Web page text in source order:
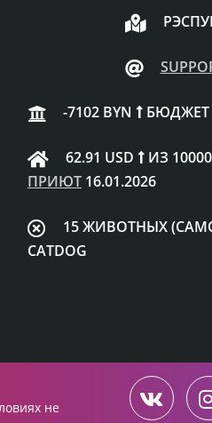
-7102 BYN БЮДЖЕТ
62.91 USD
ИЗ
ПРИЮТ 16.01.2026
15 ЖИВОТНЫХ
CATDOG
не